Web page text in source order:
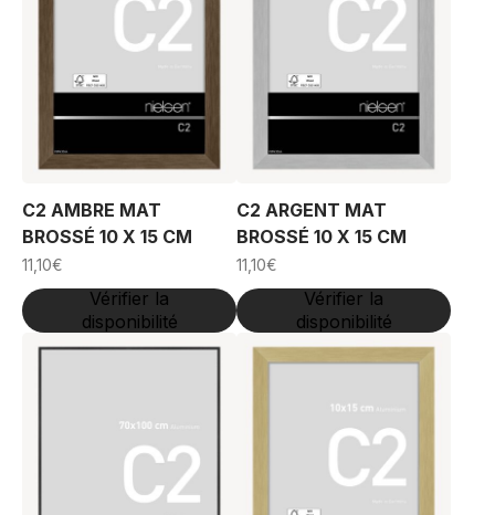
C2 AMBRE MAT
BROSSÉ 10 X 15 CM
11,10€
Vérifier la
disponibilité
C2 ARGENT MAT
BROSSÉ 10 X 15 CM
11,10€
Vérifier la
disponibilité